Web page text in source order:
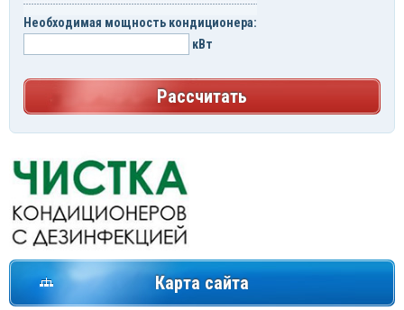
Необходимая мощность кондиционера:
кВт
Рассчитать
Карта сайта